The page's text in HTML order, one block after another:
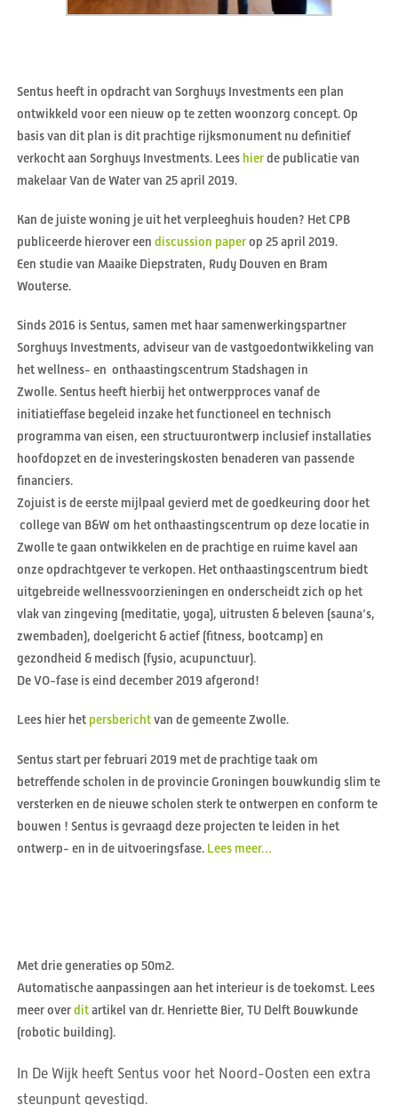
Sentus heeft in opdracht van Sorghuys Investments een plan
ontwikkeld voor een nieuw op te zetten woonzorg concept. Op
basis van dit plan is dit prachtige rijksmonument nu definitief
verkocht aan Sorghuys Investments. Lees hierde publicatie van
makelaar Van de Water van 25 april 2019.
Kan de juiste woning je uit het verpleeghuis houden? Het CPB
publiceerde hierover eendiscussion paperop 25 april 2019.
Een studie van Maaike Diepstraten, Rudy Douven en Bram
Wouterse.
Sinds 2016 is Sentus, samen met haar samenwerkingspartner
Sorghuys Investments, adviseur van de vastgoedontwikkeling van
het wellness- en onthaastingscentrum Stadshagen in
Zwolle. Sentus heeft hierbij het ontwerpproces vanaf de
initiatieffase begeleid inzake het functioneel en technisch
programma van eisen, een structuurontwerp inclusief installaties
hoofdopzet en de investeringskosten benaderen van passende
financiers.
Zojuist is de eerste mijlpaal gevierd met de goedkeuring door het
college van B&W om het onthaastingscentrum op deze locatie in
Zwolle te gaan ontwikkelen en de prachtige en ruime kavel aan
onze opdrachtgever te verkopen. Het onthaastingscentrum biedt
uitgebreide wellnessvoorzieningen en onderscheidt zich op het
vlak van zingeving (meditatie, yoga), uitrusten & beleven (sauna’s,
zwembaden), doelgericht & actief (fitness, bootcamp) en
gezondheid & medisch (fysio, acupunctuur).
De VO-fase is eind december 2019 afgerond!
Lees hier het persberichtvan de gemeente Zwolle.
Sentus start per februari 2019 met de prachtige taak om
betreffende scholen in de provincie Groningen bouwkundig slim te
versterken en de nieuwe scholen sterk te ontwerpen en conform te
bouwen ! Sentus is gevraagd deze projecten te leiden in het
ontwerp- en in de uitvoeringsfase. Lees meer…
Met drie generaties op 50m2.
Automatische aanpassingen aan het interieur is de toekomst. Lees
meer overditartikel van dr. Henriette Bier, TU Delft Bouwkunde
(robotic building).
In De Wijk heeft Sentus voor het Noord-Oosten een extra
steunpunt gevestigd.